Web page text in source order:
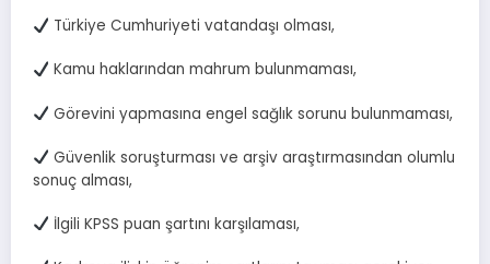
Türkiye Cumhuriyeti vatandaşı olması,
Kamu haklarından mahrum bulunmaması,
Görevini yapmasına engel sağlık sorunu bulunmaması,
Güvenlik soruşturması ve arşiv araştırmasından olumlu
sonuç alması,
İlgili KPSS puan şartını karşılaması,